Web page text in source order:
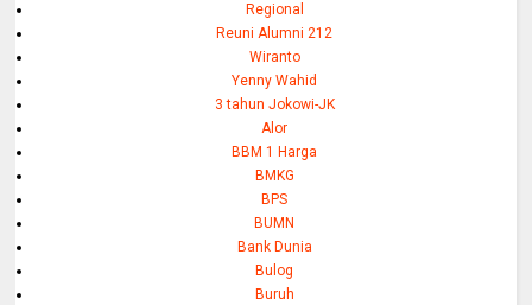
Regional
Reuni Alumni 212
Wiranto
Yenny Wahid
3 tahun Jokowi-JK
Alor
BBM 1 Harga
BMKG
BPS
BUMN
Bank Dunia
Bulog
Buruh